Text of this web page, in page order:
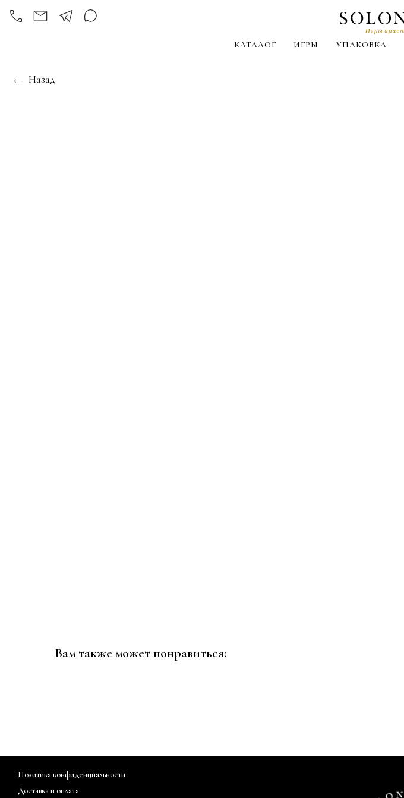
КАТАЛОГ ИГРЫ УПАКОВКА
Назад
Вам также может понравиться:
Доставка и оплата
Политика конфиденциальности